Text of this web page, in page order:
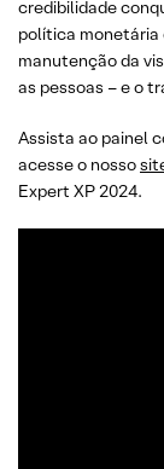
credibilidade
política monetária
manutenção da
as pessoas – e o
Assista ao painel
acesse o nosso
Expert XP 2024.